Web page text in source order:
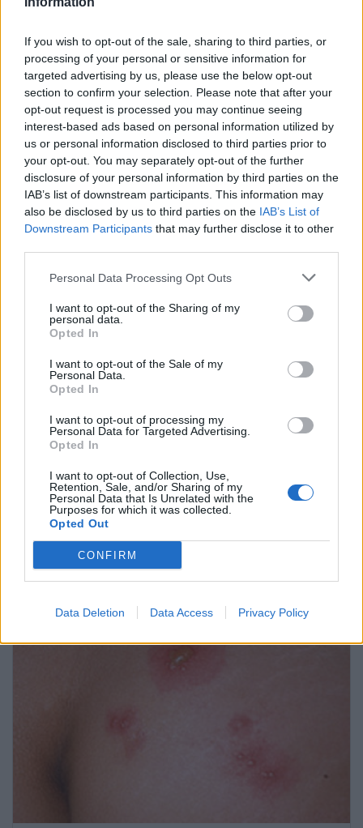
If you wish to opt-out of the sale, sharing to third parties, or
processing of your personal or sensitive information for
targeted advertising by us, please use the below opt-out
section to confirm your selection. Please note that after your
opt-out request is processed you may continue seeing
interest-based ads based on personal information utilized by
us or personal information disclosed to third parties prior to
your opt-out. You may separately opt-out of the further
disclosure of your personal information by third parties on the
IAB’s list of downstream participants. This information may
also be disclosed by us to third parties on the IAB’s List of
Downstream Participants that may further disclose it to other
Personal Data Processing Opt Outs
I want to opt-out of the Sharing of my
personal data.
Opted In
I want to opt-out of the Sale of my
Personal Data.
Opted In
I want to opt-out of processing my
Personal Data for Targeted Advertising.
Opted In
I want to opt-out of Collection, Use,
Retention, Sale, and/or Sharing of my
Personal Data that Is Unrelated with the
Purposes for which it was collected.
Opted Out
CONFIRM
Data Deletion Data Access Privacy Policy
Vacunas contra el Virus del Papiloma Humano
Anuncios
El virus del camello
Pregúntale al médico